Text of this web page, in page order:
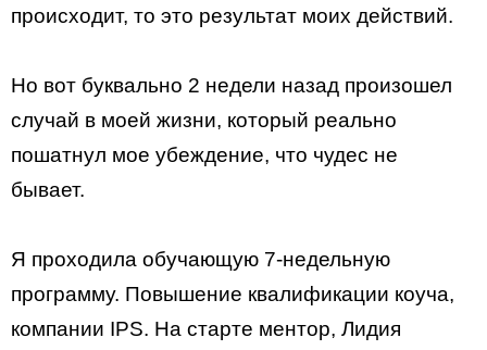
происходит, то это результат моих действий.
Но вот буквально 2 недели назад произошел
случай в моей жизни, который реально
пошатнул мое убеждение, что чудес не
бывает.
Я проходила обучающую 7-недельную
программу. Повышение квалификации коуча,
компании IPS. На старте ментор, Лидия